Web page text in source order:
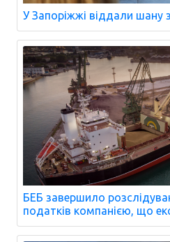
У Запоріжжі віддали шану
БЕБ завершило
податків компанією, що